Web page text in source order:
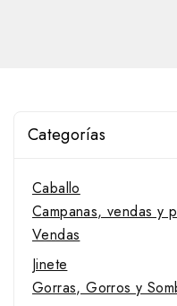
Categorías
Caballo
Campanas, vendas y
Vendas
Jinete
Gorras, Gorros y